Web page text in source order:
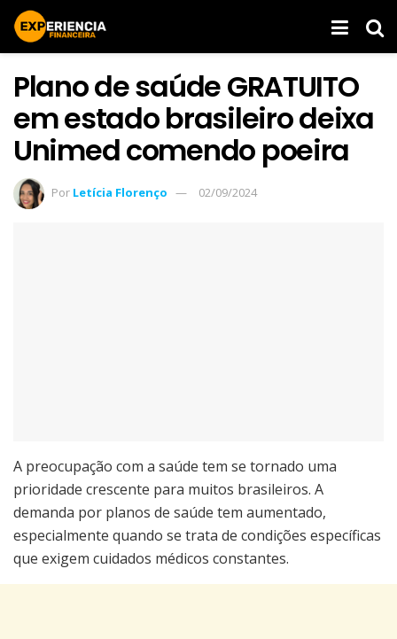
Plano de saúde GRATUITO
em estado brasileiro deixa
Unimed comendo poeira
Por Letícia Florenço 02/09/2024
A preocupação com a saúde tem se tornado uma
prioridade crescente para muitos brasileiros. A
demanda por planos de saúde tem aumentado,
especialmente quando se trata de condições específicas
que exigem cuidados médicos constantes.